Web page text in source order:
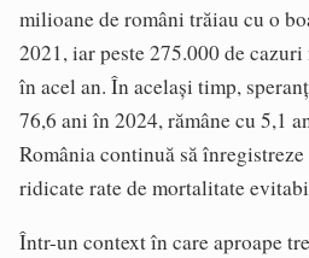
milioane de români trăiau cu o
2021, iar peste 275.000 de
în acel an. În același timp,
76,6 ani în 2024, rămâne cu 5,1
România continuă să
ridicate rate de mortalitate
Într-un context în care aproape